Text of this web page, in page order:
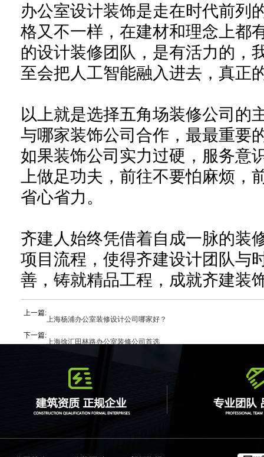
办公室设计装饰是走在时代前列
格又不一样，在建材和理念上都
的设计装修团队，是有活力的，
至会把人工智能融入进去，真正
以上就是选择五角场装修公司的
与哪家装饰公司合作，最最重要
如果装饰公司实力过硬，服务意
上做足功夫，前往不要怕麻烦
省心省力。
齐建人始终凭借着自成一脉的装
项目流程，使得齐建设计团队与
善，铸就精品工程，成就齐建装
上一篇:上海杨浦办公室装修设计公司哪家好？
下一篇:上海徐汇田林路办公室装修公司首选